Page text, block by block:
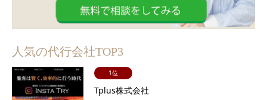
人気の代行会社TOP3
1位
Tplus株式会社